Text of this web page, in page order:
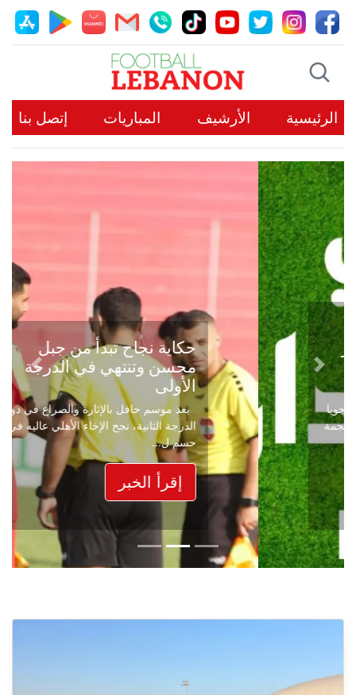
الرئيسية الأرشيف المباريات إتصل بنا
حكاية نجاح تبدأ من جبل
محسن وتنتهي في الدرجة
الأولى
بعد موسم حافل بالإثارة والصراع في دوري
الدرجة الثانية، نجح الإخاء الأهلي عاليه في
حسم ل...
إقرأ الخبر
Previous
Next